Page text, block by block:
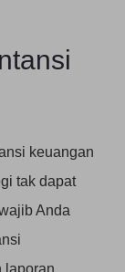
keuangan
tak dapat
Anda